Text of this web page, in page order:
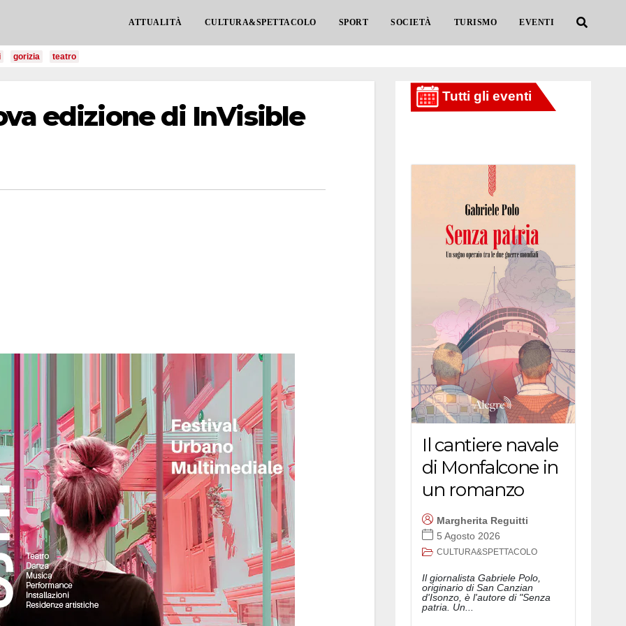
ATTUALITÀ CULTURA&SPETTACOLO SPORT SOCIETÀ TURISMO EVENTI
gorizia teatro
edizione di InVisible
Il cantiere navale
di Monfalcone in
un romanzo
Margherita Reguitti
5 Agosto 2026
CULTURA&SPETTACOLO
Il giornalista Gabriele Polo,
originario di San Canzian
d'Isonzo, è l'autore di "Senza
patria. Un...